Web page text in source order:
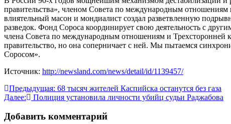
правительства», членом Совета по международным отношениям
влиятельный масон и мондиалист создал разветвленную
разведок. Фонд Сороса координирует свою деятельность с
члена Совета по международным отношениям и Трехсторонней
правительство, но она соперничает с ней. Мы пытаемся
Соросом».
Источник: http://newsland.com/news/detail/id/1139457/
Навигация
по
записям
Предыдущая: 68 тысяч жителей Каспийска останутся без газа
Далее:
Полиция установила личности убийц судьи Раджабова
Добавить комментарий